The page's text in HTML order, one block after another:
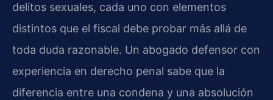
delitos sexuales, cada uno con elementos
distintos que el fiscal debe probar más allá de
toda duda razonable. Un abogado defensor con
experiencia en derecho penal sabe que la
diferencia entre una condena y una absolución